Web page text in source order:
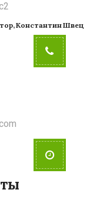
Константин Швец